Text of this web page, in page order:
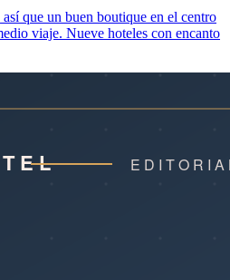
que un buen boutique en el centro
viaje. Nueve hoteles con encanto